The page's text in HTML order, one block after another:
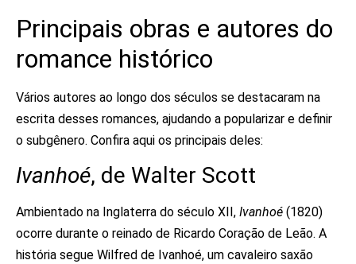
Principais obras e autores do
romance histórico
Vários autores ao longo dos séculos se destacaram na
escrita desses romances, ajudando a popularizar e definir
o subgênero. Confira aqui os principais deles:
Ivanhoé, de Walter Scott
Ambientado na Inglaterra do século XII, Ivanhoé (1820)
ocorre durante o reinado de Ricardo Coração de Leão. A
história segue Wilfred de Ivanhoé, um cavaleiro saxão